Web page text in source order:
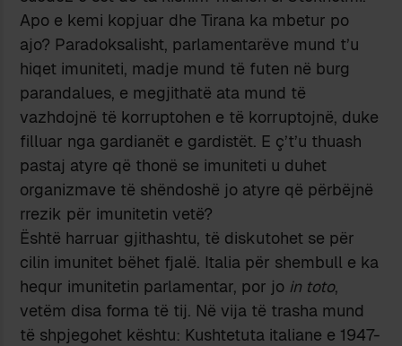
Apo e kemi kopjuar dhe Tirana ka mbetur po
ajo? Paradoksalisht, parlamentarëve mund t’u
hiqet imuniteti, madje mund të futen në burg
parandalues, e megjithatë ata mund të
vazhdojnë të korruptohen e të korruptojnë, duke
filluar nga gardianët e gardistët. E ç’t’u thuash
pastaj atyre që thonë se imuniteti u duhet
organizmave të shëndoshë jo atyre që përbëjnë
rrezik për imunitetin vetë?
Është harruar gjithashtu, të diskutohet se për
cilin imunitet bëhet fjalë. Italia për shembull e ka
hequr imunitetin parlamentar, por jo in toto,
vetëm disa forma të tij. Në vija të trasha mund
të shpjegohet kështu: Kushtetuta italiane e 1947-